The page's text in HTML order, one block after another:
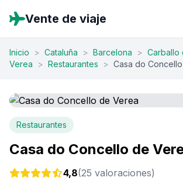
Vente de viaje
Inicio > Cataluña > Barcelona > Carballo
Verea
> Restaurantes > Casa do
Restaurantes
Casa do Concello de
4,8(25 valoraciones)